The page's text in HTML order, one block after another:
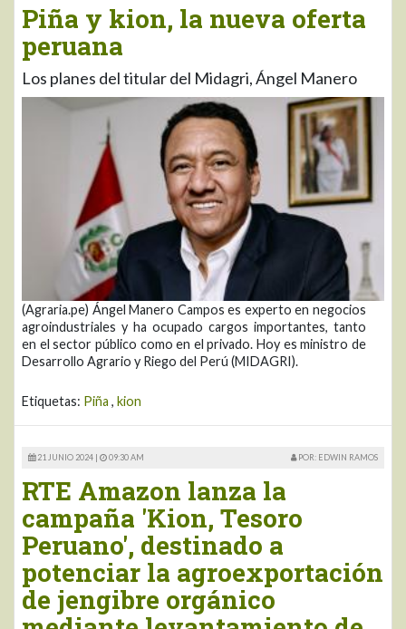
Piña y kion, la nueva oferta
peruana
Los planes del titular del Midagri, Ángel Manero
(Agraria.pe) Ángel Manero Campos es experto en negocios
agroindustriales y ha ocupado cargos importantes, tanto
en el sector público como en el privado. Hoy es ministro de
Desarrollo Agrario y Riego del Perú (MIDAGRI).
Etiquetas: Piña , kion
21 JUNIO 2024 | 09:30 AM POR: EDWIN RAMOS
RTE Amazon lanza la
campaña 'Kion, Tesoro
Peruano', destinado a
potenciar la agroexportación
de jengibre orgánico